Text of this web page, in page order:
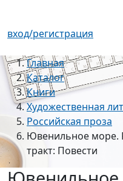
вход/регистрация
Главная
Каталог
Книги
Художественная
Российская проза
Ювенильное море.
тракт: Повести